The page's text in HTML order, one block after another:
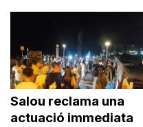
Salou reclama una
actuació immediata